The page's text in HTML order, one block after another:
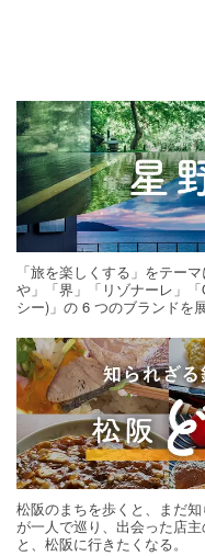
「旅を楽しくする」をテー
や」「界」「リゾナーレ」
シー)」の 6 つのブランドを
松阪のまちを歩くと、まだ
が一人で巡り、出会った店
と、松阪に行きたくなる。